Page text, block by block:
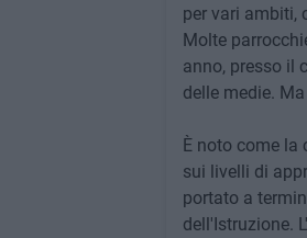
per vari ambiti,
Molte
anno, presso il
delle medie.
È noto come
sui livelli di
portato a
dell'Istruzione.